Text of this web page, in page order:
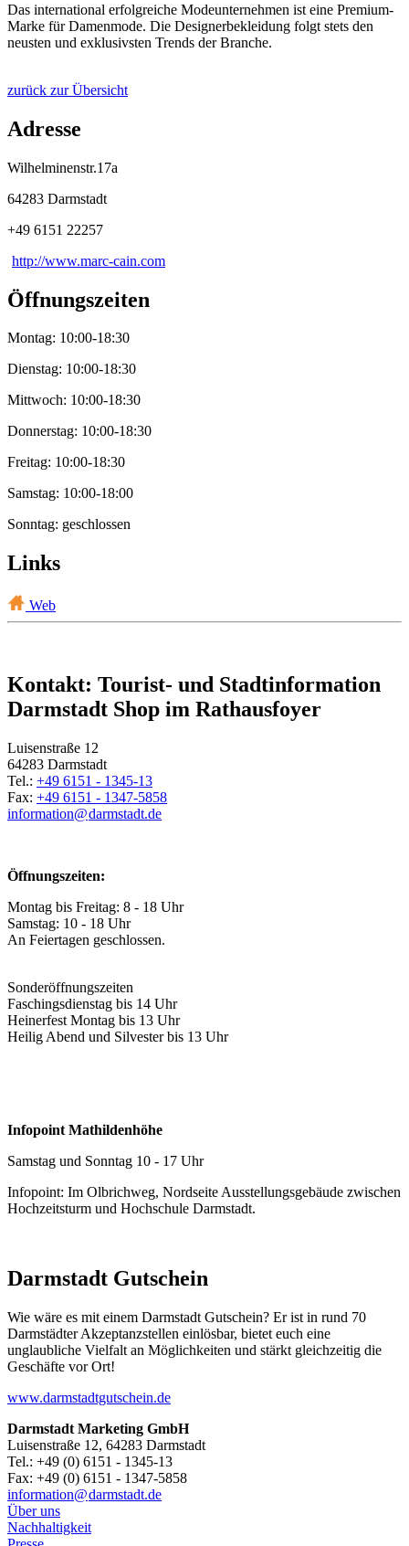
Das international erfolgreiche Modeunternehmen ist eine Premium-
Marke für Damenmode. Die Designerbekleidung folgt stets den
neusten und exklusivsten Trends der Branche.
zurück zur Übersicht
Adresse
Wilhelminenstr.17a
64283 Darmstadt
+49 6151 22257
http://www.marc-cain.com
Öffnungszeiten
Montag: 10:00-18:30
Dienstag: 10:00-18:30
Mittwoch: 10:00-18:30
Donnerstag: 10:00-18:30
Freitag: 10:00-18:30
Samstag: 10:00-18:00
Sonntag: geschlossen
Links
Web
Kontakt: Tourist- und Stadtinformation
Darmstadt Shop im Rathausfoyer
Luisenstraße 12
64283 Darmstadt
Tel.: +49 6151 - 1345-13
Fax: +49 6151 - 1347-5858
information@darmstadt.de
Öffnungszeiten:
Montag bis Freitag: 8 - 18 Uhr
Samstag: 10 - 18 Uhr
An Feiertagen geschlossen.
Sonderöffnungszeiten
Faschingsdienstag bis 14 Uhr
Heinerfest Montag bis 13 Uhr
Heilig Abend und Silvester bis 13 Uhr
Infopoint Mathildenhöhe
Samstag und Sonntag 10 - 17 Uhr
Infopoint: Im Olbrichweg, Nordseite Ausstellungsgebäude zwischen
Hochzeitsturm und Hochschule Darmstadt.
Darmstadt Gutschein
Wie wäre es mit einem Darmstadt Gutschein? Er ist in rund 70
Darmstädter Akzeptanzstellen einlösbar, bietet euch eine
unglaubliche Vielfalt an Möglichkeiten und stärkt gleichzeitig die
Geschäfte vor Ort!
www.darmstadtgutschein.de
Darmstadt Marketing GmbH
Luisenstraße 12, 64283 Darmstadt
Tel.: +49 (0) 6151 - 1345-13
Fax: +49 (0) 6151 - 1347-5858
information@darmstadt.de
Über uns
Nachhaltigkeit